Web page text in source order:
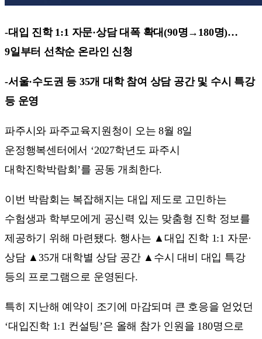
-대입 진학 1:1 자문·상담 대폭 확대(90명→180명)…
9일부터 선착순 온라인 신청
-서울·수도권 등 35개 대학 참여 상담 공간 및 수시 특강
등 운영
파주시와 파주교육지원청이 오는 8월 8일
운정행복센터에서 ‘2027학년도 파주시
대학진학박람회’를 공동 개최한다.
이번 박람회는 복잡해지는 대입 제도로 고민하는
수험생과 학부모에게 공신력 있는 맞춤형 진학 정보를
제공하기 위해 마련됐다. 행사는 ▲대입 진학 1:1 자문·
상담 ▲35개 대학별 상담 공간 ▲수시 대비 대입 특강
등의 프로그램으로 운영된다.
특히 지난해 예약이 조기에 마감되며 큰 호응을 얻었던
‘대입진학 1:1 컨설팅’은 올해 참가 인원을 180명으로